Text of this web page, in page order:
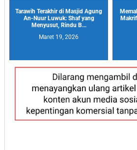
Tarawih Terakhir di Masjid Agung
An-Nuur Luwuk: Shaf yang
Menyusut, Rindu B...
Maret 19, 2026